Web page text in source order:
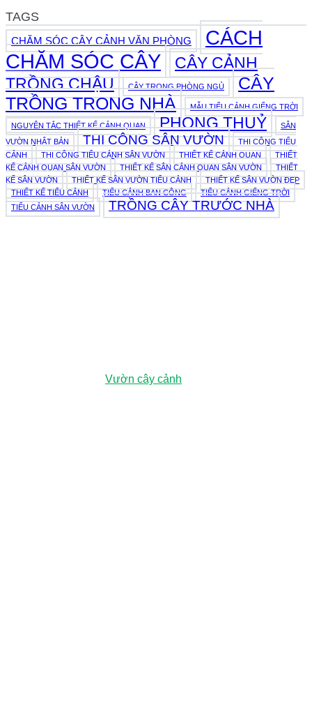
TAGS
CHĂM SÓC CÂY CẢNH VĂN PHÒNG
CÁCH
CHĂM SÓC CÂY
CÂY CẢNH
TRỒNG CHẬU
CÂY TRONG PHÒNG NGỦ
CÂY
TRỒNG TRONG NHÀ
MẪU TIỂU CẢNH GIẾNG TRỜI
NGUYÊN TẮC THIẾT KẾ CẢNH QUAN PHONG THUỶ
SÂN
VƯỜN NHẬT BẢN
THI CÔNG SÂN VƯỜN
THI CÔNG TIỂU
CẢNH
THI CÔNG TIỂU CẢNH SÂN VƯỜN THIẾT KẾ CẢNH QUAN
THIẾT
KẾ CẢNH QUAN SÂN VƯỜN
THIẾT KẾ SÂN CẢNH QUAN SÂN VƯỜN
THIẾT
KẾ SÂN VƯỜN
THIẾT KẾ SÂN VƯỜN TIỂU CẢNH
THIẾT KẾ SÂN VƯỜN ĐẸP
THIẾT KẾ TIỂU CẢNH
TIỂU CẢNH BAN CÔNG
TIỂU CẢNH GIẾNG TRỜI
TIỂU CẢNH SÂN VƯỜN
TRỒNG CÂY TRƯỚC NHÀ
Vườn cây cảnh